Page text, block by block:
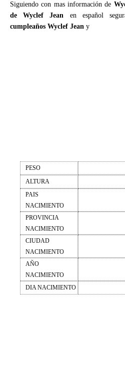
Siguiendo con mas información de
de Wyclef Jean en español
cumpleaños Wyclef Jean y
PESO
ALTURA
PAIS
NACIMIENTO
PROVINCIA
NACIMIENTO
CIUDAD
NACIMIENTO
AÑO
NACIMIENTO
DIA NACIMIENTO